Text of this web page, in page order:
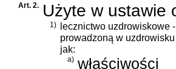
Art. 2. Użyte w ustawie
1) lecznictwo uzdrowiskowe
prowadzoną w
jak:
a) właściwości